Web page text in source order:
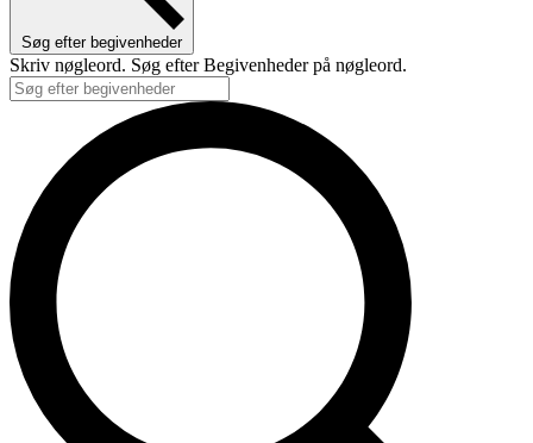
Søg efter begivenheder
Skriv nøgleord. Søg efter Begivenheder på nøgleord.